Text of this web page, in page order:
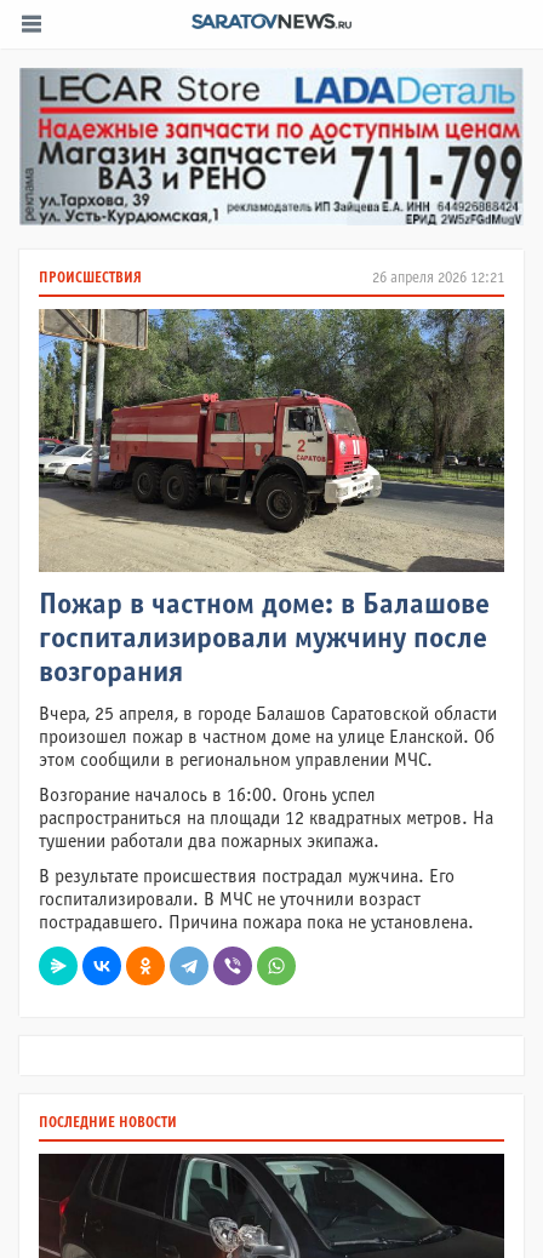
26 апреля 2026 12:21
ПРОИСШЕСТВИЯ
Пожар в частном доме: в Балашове
госпитализировали мужчину после
возгорания
Вчера, 25 апреля, в городе Балашов Саратовской области
произошел пожар в частном доме на улице Еланской. Об
этом сообщили в региональном управлении МЧС.
Возгорание началось в 16:00. Огонь успел
распространиться на площади 12 квадратных метров. На
тушении работали два пожарных экипажа.
В результате происшествия пострадал мужчина. Его
госпитализировали. В МЧС не уточнили возраст
пострадавшего. Причина пожара пока не установлена.
ПОСЛЕДНИЕ НОВОСТИ